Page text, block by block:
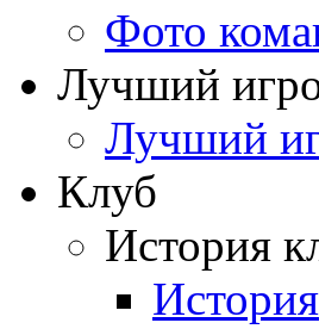
Фото
Лучший
Лучший
Клуб
История
История